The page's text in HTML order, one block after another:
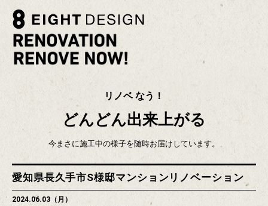
リノベ なう！
どんどん出来上がる
今まさに施工中の様子を随時お届けしています。
愛知県長久手市S様邸マンションリノベーション
2024.06.03（月）